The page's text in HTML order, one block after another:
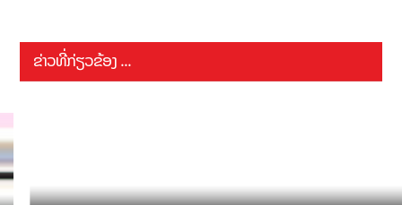
ຂ່າວທີ່ກ່ຽວຂ້ອງ ...